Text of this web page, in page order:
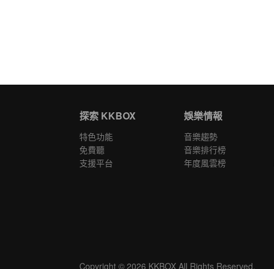
探索 KKBOX
特色功能
免費聽
支援平台
娛樂情報
音樂趨勢
音樂排行榜
年度風雲榜
Copyright © 2026 KKBOX All Rights Reserved.